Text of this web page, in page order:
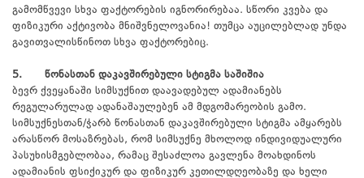
გამომწვევი სხვა ფაქტორების იგნორირებაა. სწორი კვება და
ფიზიკური აქტივობა მნიშვნელოვანია! თუმცა აუცილებლად უნდა
გავითვალისწინოთ სხვა ფაქტორებიც.
5. წონასთან დაკავშირებული სტიგმა საშიშია
ბევრ ქვეყანაში სიმსუქნით დაავადებულ ადამიანებს
რეგულარულად ადანაშაულებენ ამ მდგომარეობის გამო.
სიმსუქნესთან/ჭარბ წონასთან დაკავშირებული სტიგმა ამყარებს
არასწორ მოსაზრებას, რომ სიმსუქნე მხოლოდ ინდივიდუალური
პასუხისმგებლობაა, რამაც შესაძლოა გავლენა მოახდინოს
ადამიანის ფსიქიკურ და ფიზიკურ კეთილდღეობაზე და ხელი